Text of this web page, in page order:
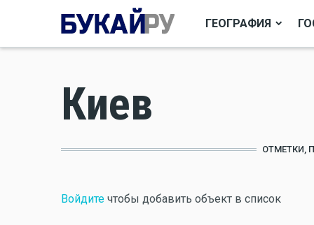
ГЕОГРАФИЯ
Киев
ОТМЕТКИ,
Войдите чтобы добавить объект в список